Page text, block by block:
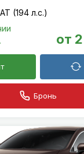
(194 л.с.)
от
Бронь